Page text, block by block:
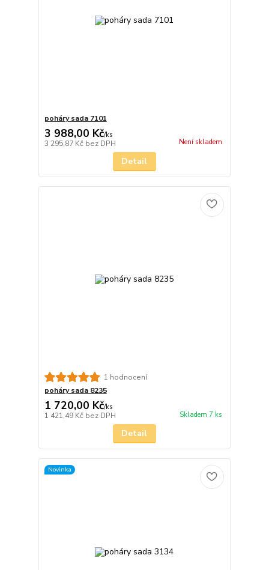
poháry sada 7101
3 988,00 Kč/ks
3 295,87 Kč bez DPH Není skladem
Detail
1 hodnocení
poháry sada 8235
1 720,00 Kč/ks
1 421,49 Kč bez DPH Skladem 7 ks
Detail
Novinka